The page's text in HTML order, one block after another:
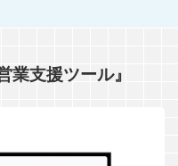
業支援ツール』